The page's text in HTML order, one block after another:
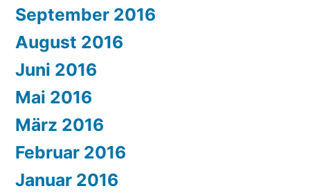
September 2016
August 2016
Juni 2016
Mai 2016
März 2016
Februar 2016
Januar 2016